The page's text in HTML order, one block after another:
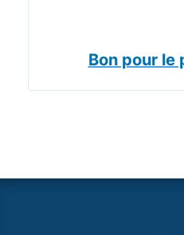
Bon pour le